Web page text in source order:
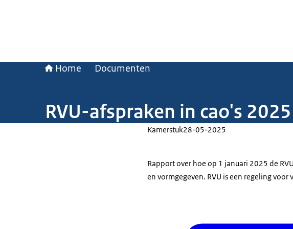
Home Documenten
RVU-afspraken in cao's 2025
Kamerstuk28-05-2025
Rapport over hoe op 1 januari 2025 de
en vormgegeven. RVU is een regeling voor